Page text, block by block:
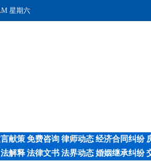
星期六
献策 免费咨询 律师动态 经济合同纠纷
解释 法律文书 法界动态 婚姻继承纠纷